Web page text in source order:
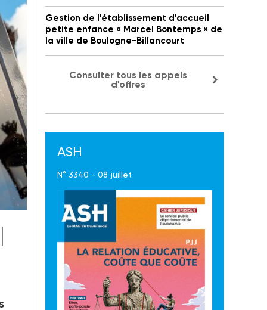
Gestion de l'établissement d'accueil
petite enfance « Marcel Bontemps » de
la ville de Boulogne-Billancourt
Consulter tous les appels
d'offres
ASH
N° 3340 - 08 juillet